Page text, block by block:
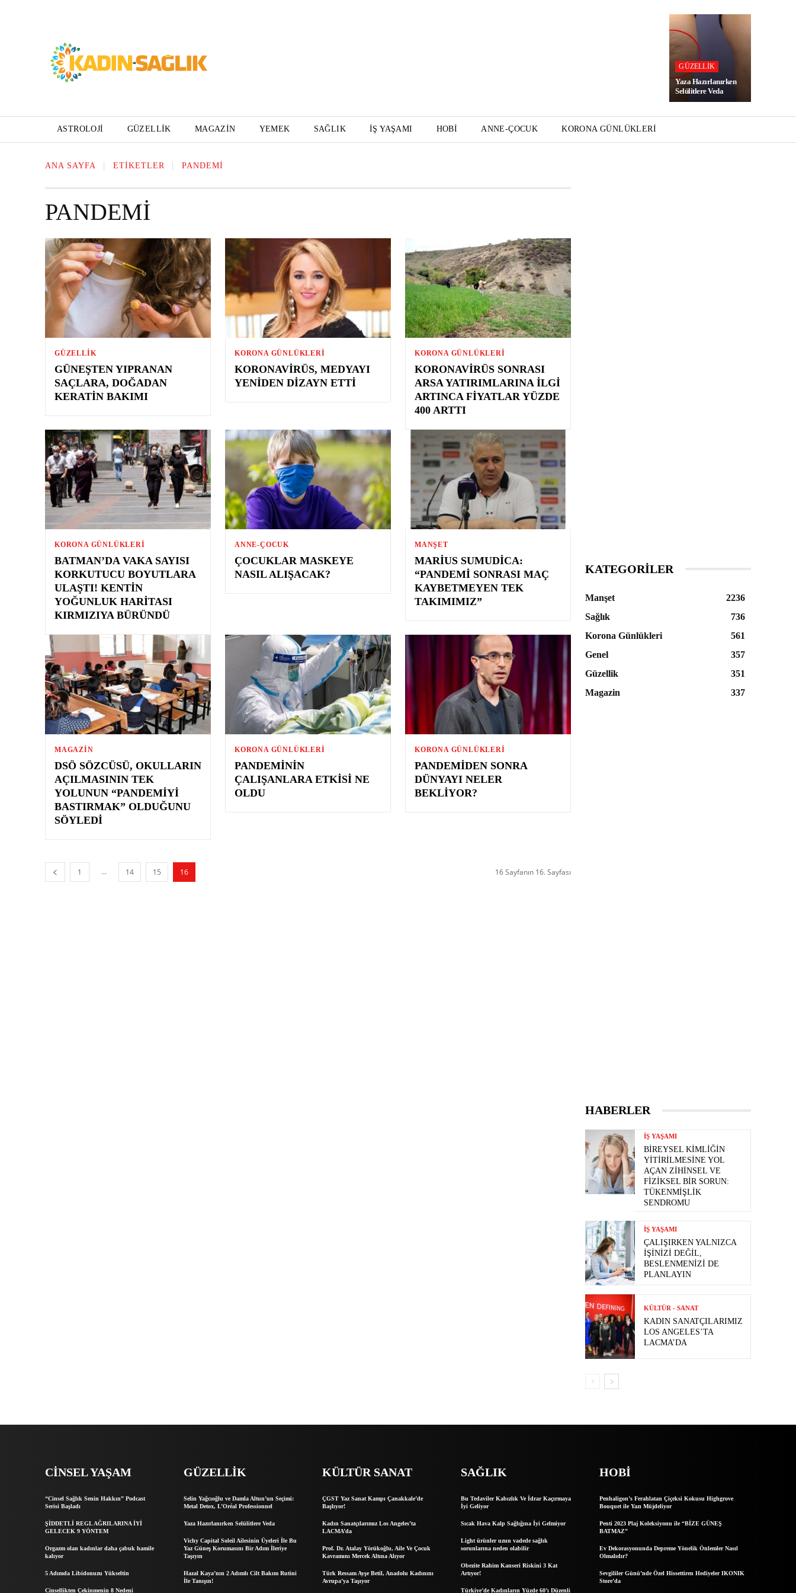
GÜZELLIK
Yaza Hazırlanırken
Selülitlere Veda
ASTROLOJI GÜZELLIK MAGAZIN YEMEK SAĞLIK İŞ YAŞAMI HOBI ANNE-ÇOCUK KORONA GÜNLÜKLERI
ANA SAYFA ETIKETLER PANDEMI
PANDEMI
GÜZELLIK
GÜNEŞTEN YIPRANAN
SAÇLARA, DOĞADAN
KERATIN BAKIMI
KORONA GÜNLÜKLERI
KORONAVIRÜS, MEDYAYI
YENIDEN DIZAYN ETTI
KORONA GÜNLÜKLERI
KORONAVIRÜS SONRASI
ARSA YATIRIMLARINA İLGI
ARTINCA FIYATLAR YÜZDE
400 ARTTI
KORONA GÜNLÜKLERI
BATMAN’DA VAKA SAYISI
KORKUTUCU BOYUTLARA
ULAŞTI! KENTIN
YOĞUNLUK HARITASI
KIRMIZIYA BÜRÜNDÜ
ANNE-ÇOCUK
ÇOCUKLAR MASKEYE
NASIL ALIŞACAK?
MANŞET
MARIUS SUMUDICA:
“PANDEMI SONRASI MAÇ
KAYBETMEYEN TEK
TAKIMIMIZ”
MAGAZIN
DSÖ SÖZCÜSÜ, OKULLARIN
AÇILMASININ TEK
YOLUNUN “PANDEMIYI
BASTIRMAK” OLDUĞUNU
SÖYLEDI
KORONA GÜNLÜKLERI
PANDEMININ
ÇALIŞANLARA ETKISI NE
OLDU
KORONA GÜNLÜKLERI
PANDEMIDEN SONRA
DÜNYAYI NELER
BEKLIYOR?
1 ... 14 15 16 16 Sayfanın 16. Sayfası
KATEGORILER
Manşet
2236
Sağlık
736
Korona Günlükleri
561
Genel
357
Güzellik
351
Magazin
337
HABERLER
İŞ YAŞAMI
BIREYSEL KIMLIĞIN
YITIRILMESINE YOL
AÇAN ZIHINSEL VE
FIZIKSEL BIR SORUN:
TÜKENMIŞLIK
SENDROMU
İŞ YAŞAMI
ÇALIŞIRKEN YALNIZCA
İŞINIZI DEĞIL,
BESLENMENIZI DE
PLANLAYIN
KÜLTÜR - SANAT
KADIN SANATÇILARIMIZ
LOS ANGELES’TA
LACMA’DA
CINSEL YAŞAM
“Cinsel Sağlık Senin Hakkın” Podcast
Serisi Başladı
ŞİDDETLİ REGL AĞRILARINA İYİ
GELECEK 9 YÖNTEM
Orgazm olan kadınlar daha çabuk hamile
kalıyor
5 Adımda Libidonuzu Yükseltin
Cinsellikten Çekinmenin 8 Nedeni
GÜZELLIK
Selin Yağcıoğlu ve Damla Altun’un Seçimi:
Metal Detox, L’Oréal Professionnel
Yaza Hazırlanırken Selülitlere Veda
Vichy Capital Soleil Ailesinin Üyeleri İle Bu
Yaz Güneş Korumasını Bir Adım İleriye
Taşıyın
Hazal Kaya’nın 2 Adımlı Cilt Bakım Rutini
İle Tanışın!
KÜLTÜR SANAT
ÇGST Yaz Sanat Kampı Çanakkale’de
Başlıyor!
Kadın Sanatçılarımız Los Angeles’ta
LACMA’da
Prof. Dr. Atalay Yörükoğlu, Aile Ve Çocuk
Kavramını Mercek Altına Alıyor
Türk Ressam Ayşe Betil, Anadolu Kadınını
Avrupa’ya Taşıyor
SAĞLIK
Bu Tedaviler Kabızlık Ve İdrar Kaçırmaya
İyi Geliyor
Sıcak Hava Kalp Sağlığına İyi Gelmiyor
Light ürünler uzun vadede sağlık
sorunlarına neden olabilir
Obezite Rahim Kanseri Riskini 3 Kat
Artıyor!
Türkiye’de Kadınların Yüzde 60’ı Düzenli
HOBI
Penhaligon’s Ferahlatan Çiçeksi Kokusu Highgrove
Bouquet ile Yazı Müjdeliyor
Penti 2023 Plaj Koleksiyonu ile “BİZE GÜNEŞ
BATMAZ”
Ev Dekorasyonunda Depreme Yönelik Önlemler Nasıl
Olmalıdır?
Sevgililer Günü’nde Özel Hissettiren Hediyeler IKONIK
Store’da